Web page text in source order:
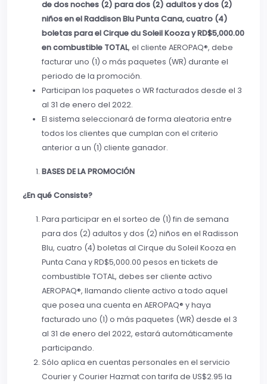
de dos noches (2) para dos (2) adultos y dos (2)
niños en el Raddison Blu Punta Cana, cuatro (4)
boletas para el Cirque du Soleil Kooza y RD$5,000.00
en combustible TOTAL, el cliente AEROPAQ®, debe
facturar uno (1) o más paquetes (WR) durante el
periodo de la promoción.
Participan los paquetes o WR facturados desde el 3
al 31 de enero del 2022.
El sistema seleccionará de forma aleatoria entre
todos los clientes que cumplan con el criterio
anterior a un (1) cliente ganador.
BASES DE LA PROMOCIÓN
¿En qué Consiste?
Para participar en el sorteo de (1) fin de semana
para dos (2) adultos y dos (2) niños en el Radisson
Blu, cuatro (4) boletas al Cirque du Soleil Kooza en
Punta Cana y RD$5,000.00 pesos en tickets de
combustible TOTAL, debes ser cliente activo
AEROPAQ®, llamando cliente activo a todo aquel
que posea una cuenta en AEROPAQ® y haya
facturado uno (1) o más paquetes (WR) desde el 3
al 31 de enero del 2022, estará automáticamente
participando.
Sólo aplica en cuentas personales en el servicio
Courier y Courier Hazmat con tarifa de US$2.95 la